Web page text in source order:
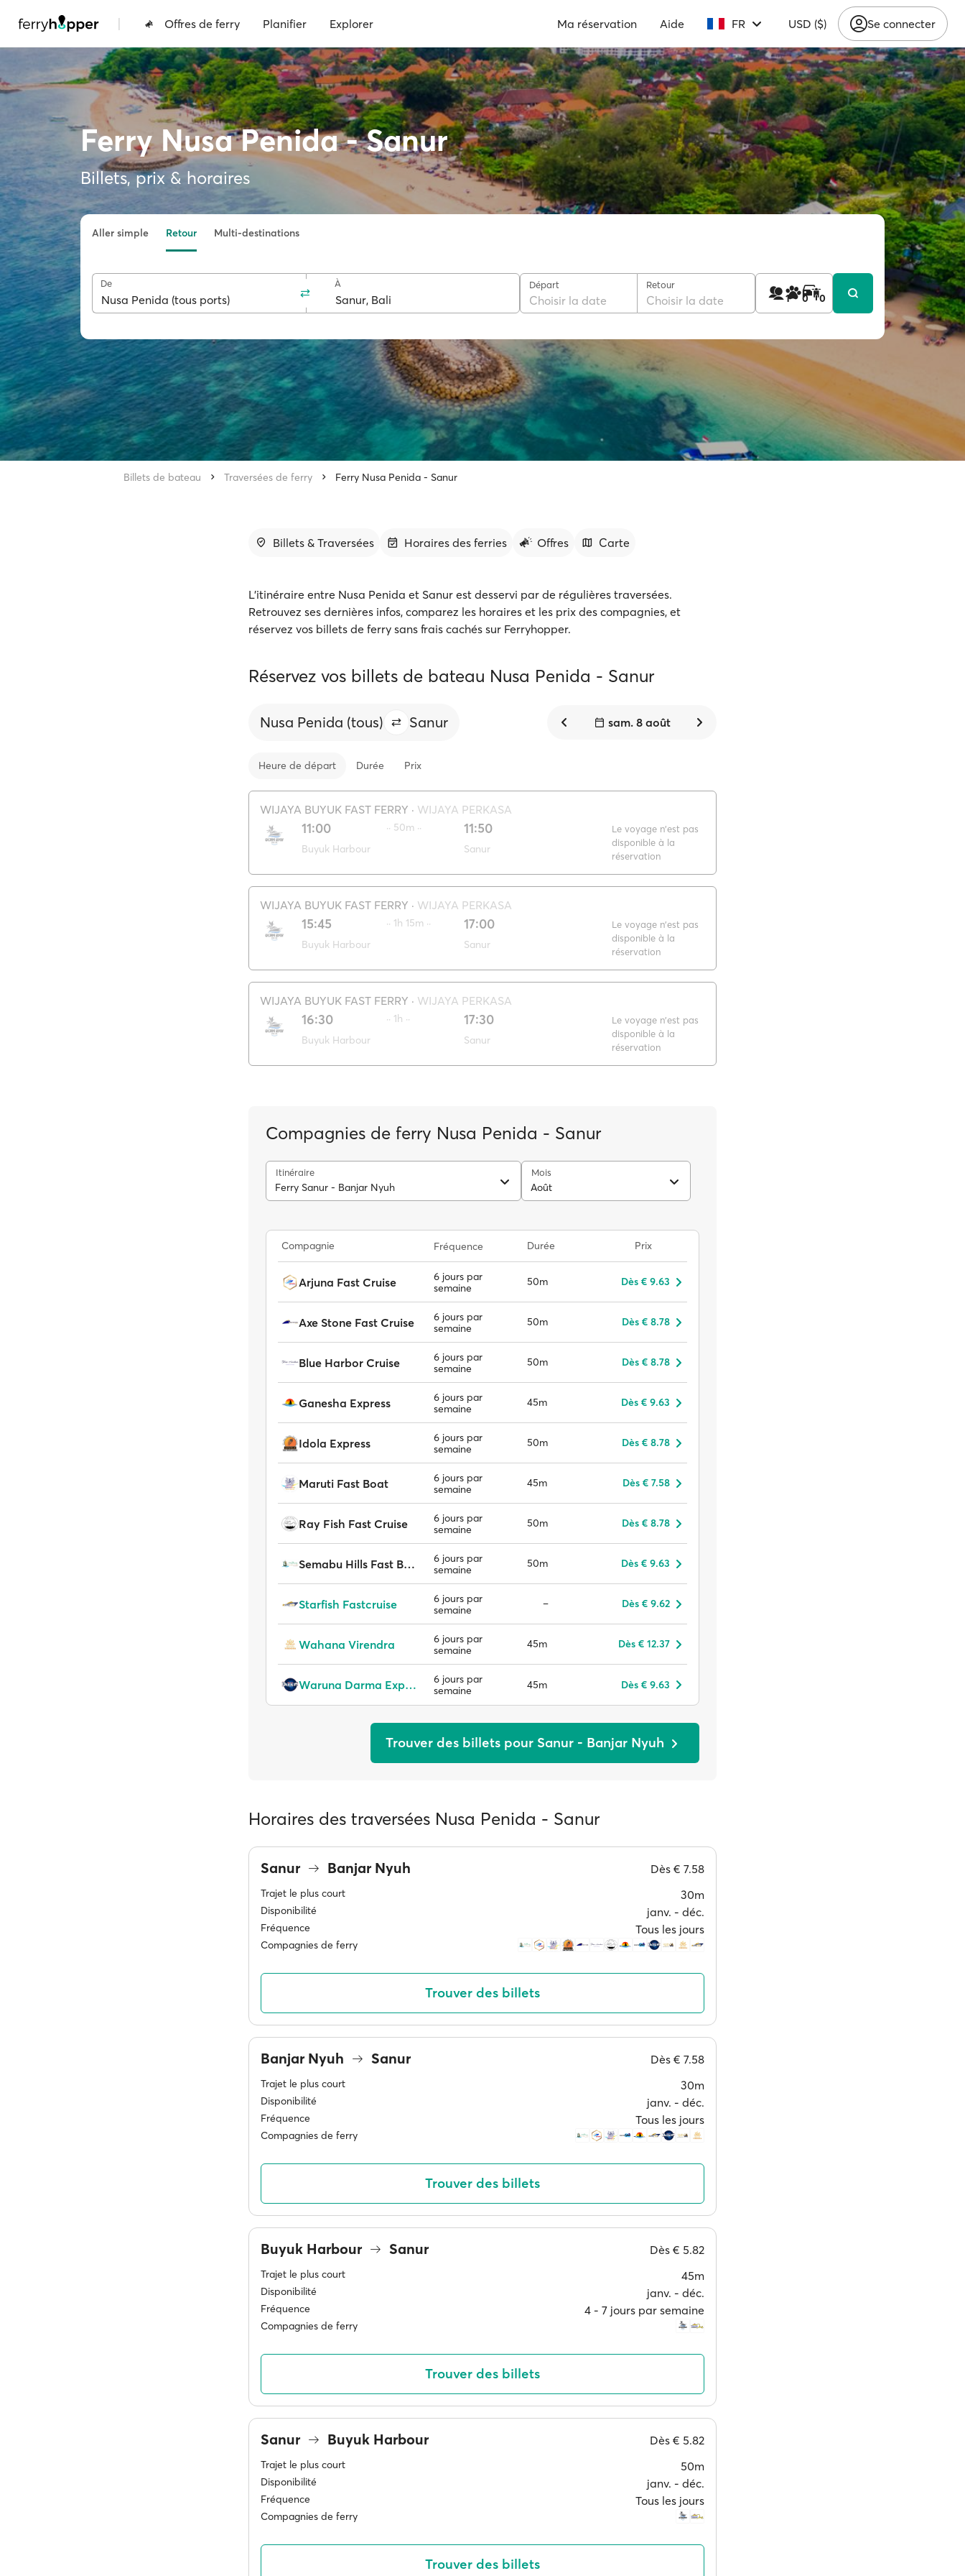
| Offres de ferry Planifier Explorer Ma réservation Aide FR USD ($) Se connecter
Ferry Nusa Penida - Sanur
Billets, prix & horaires
Aller simple Retour Multi-destinations
De À Départ
Choisir la date
Retour
Choisir la date 1 0 0
Billets de bateau Traversées de ferry Ferry Nusa Penida - Sanur
Billets & Traversées Horaires des ferries Offres Carte
L'itinéraire entre Nusa Penida et Sanur est desservi par de régulières traversées.
Retrouvez ses dernières infos, comparez les horaires et les prix des compagnies, et
réservez vos billets de ferry sans frais cachés sur Ferryhopper.
Réservez vos billets de bateau Nusa Penida - Sanur
Nusa Penida (tous) Sanur sam. 8 août
Heure de départ Durée Prix
WIJAYA BUYUK FAST FERRY · WIJAYA PERKASA
11:00
Buyuk Harbour
·· 50m ·· 11:50
Sanur
Le voyage n'est pas
disponible à la
réservation
WIJAYA BUYUK FAST FERRY · WIJAYA PERKASA
15:45
Buyuk Harbour
·· 1h 15m ·· 17:00
Sanur
Le voyage n'est pas
disponible à la
réservation
WIJAYA BUYUK FAST FERRY · WIJAYA PERKASA
16:30
Buyuk Harbour
·· 1h ·· 17:30
Sanur
Le voyage n'est pas
disponible à la
réservation
Compagnies de ferry Nusa Penida - Sanur
Itinéraire
Ferry Sanur - Banjar Nyuh
Mois
Août
Compagnie Fréquence Durée Prix
Arjuna Fast Cruise
6 jours par
semaine
50m Dès € 9.63
Axe Stone Fast Cruise
6 jours par
semaine
50m Dès € 8.78
Blue Harbor Cruise
6 jours par
semaine
50m Dès € 8.78
Ganesha Express
6 jours par
semaine
45m Dès € 9.63
Idola Express
6 jours par
semaine
50m Dès € 8.78
Maruti Fast Boat
6 jours par
semaine
45m Dès € 7.58
Ray Fish Fast Cruise
6 jours par
semaine
50m Dès € 8.78
Semabu Hills Fast Boat
6 jours par
semaine
50m Dès € 9.63
Starfish Fastcruise
6 jours par
semaine
– Dès € 9.62
Wahana Virendra
6 jours par
semaine
45m Dès € 12.37
Waruna Darma Express
6 jours par
semaine
45m Dès € 9.63
Trouver des billets pour Sanur - Banjar Nyuh
Horaires des traversées Nusa Penida - Sanur
Sanur Banjar Nyuh Dès € 7.58
Trajet le plus court 30m
Disponibilité janv. ‐ déc.
Fréquence Tous les jours
Compagnies de ferry
Trouver des billets
Banjar Nyuh Sanur Dès € 7.58
Trajet le plus court 30m
Disponibilité janv. ‐ déc.
Fréquence Tous les jours
Compagnies de ferry
Trouver des billets
Buyuk Harbour Sanur Dès € 5.82
Trajet le plus court 45m
Disponibilité janv. ‐ déc.
Fréquence 4 ‐ 7 jours par semaine
Compagnies de ferry
Trouver des billets
Sanur Buyuk Harbour Dès € 5.82
Trajet le plus court 50m
Disponibilité janv. ‐ déc.
Fréquence Tous les jours
Compagnies de ferry
Trouver des billets